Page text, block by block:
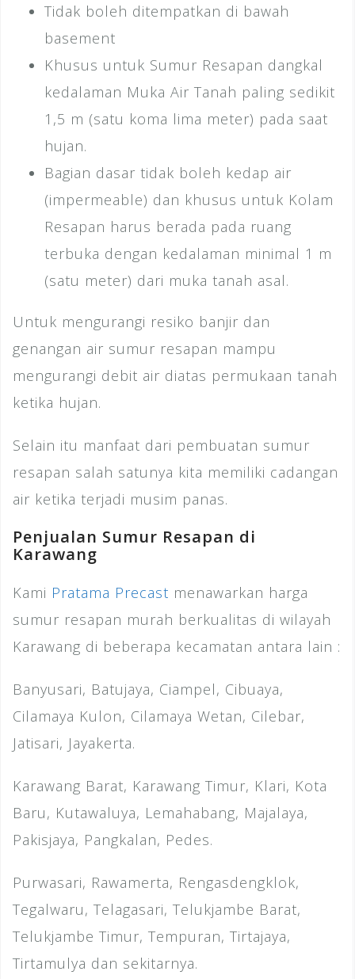
Tidak boleh ditempatkan di bawah
basement
Khusus untuk Sumur Resapan dangkal
kedalaman Muka Air Tanah paling sedikit
1,5 m (satu koma lima meter) pada saat
hujan.
Bagian dasar tidak boleh kedap air
(impermeable) dan khusus untuk Kolam
Resapan harus berada pada ruang
terbuka dengan kedalaman minimal 1 m
(satu meter) dari muka tanah asal.
Untuk mengurangi resiko banjir dan
genangan air sumur resapan mampu
mengurangi debit air diatas permukaan tanah
ketika hujan.
Selain itu manfaat dari pembuatan sumur
resapan salah satunya kita memiliki cadangan
air ketika terjadi musim panas.
Penjualan Sumur Resapan di
Karawang
Kami Pratama Precast menawarkan harga
sumur resapan murah berkualitas di wilayah
Karawang di beberapa kecamatan antara lain :
Banyusari, Batujaya, Ciampel, Cibuaya,
Cilamaya Kulon, Cilamaya Wetan, Cilebar,
Jatisari, Jayakerta.
Karawang Barat, Karawang Timur, Klari, Kota
Baru, Kutawaluya, Lemahabang, Majalaya,
Pakisjaya, Pangkalan, Pedes.
Purwasari, Rawamerta, Rengasdengklok,
Tegalwaru, Telagasari, Telukjambe Barat,
Telukjambe Timur, Tempuran, Tirtajaya,
Tirtamulya dan sekitarnya.